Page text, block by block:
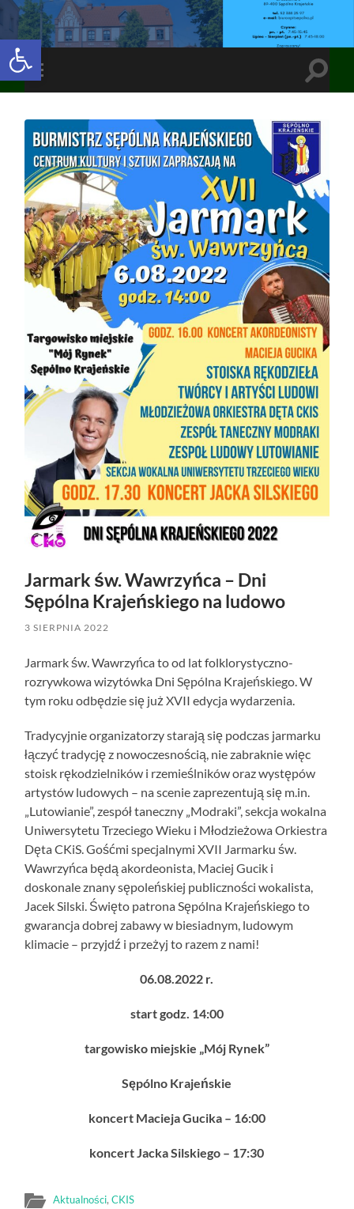
Open toolbar
Toggle
mobile
Toggle
Jarmark św. Wawrzyńca – Dni
Sępólna Krajeńskiego na ludowo
3 SIERPNIA 2022
Jarmark św. Wawrzyńca to od lat folklorystyczno-
rozrywkowa wizytówka Dni Sępólna Krajeńskiego. W
tym roku odbędzie się już XVII edycja wydarzenia.
Tradycyjnie organizatorzy starają się podczas jarmarku
łączyć tradycję z nowoczesnością, nie zabraknie więc
stoisk rękodzielników i rzemieślników oraz występów
artystów ludowych – na scenie zaprezentują się m.in.
„Lutowianie”, zespół taneczny „Modraki”, sekcja wokalna
Uniwersytetu Trzeciego Wieku i Młodzieżowa Orkiestra
Dęta CKiS. Gośćmi specjalnymi XVII Jarmarku św.
Wawrzyńca będą akordeonista, Maciej Gucik i
doskonale znany sępoleńskiej publiczności wokalista,
Jacek Silski. Święto patrona Sępólna Krajeńskiego to
gwarancja dobrej zabawy w biesiadnym, ludowym
klimacie – przyjdź i przeżyj to razem z nami!
06.08.2022 r.
start godz. 14:00
targowisko miejskie „Mój Rynek”
Sępólno Krajeńskie
koncert Macieja Gucika – 16:00
koncert Jacka Silskiego – 17:30
Aktualności,CKIS